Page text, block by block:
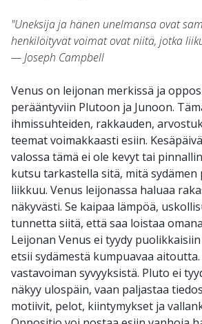
"Uneksija ja hänen unelmansa ovat
henkilöityvät voimat ovat niitä, jotka
— Joseph Campbell
Venus on leijonan merkissä ja
perääntyviin Plutoon ja Junoon.
ihmissuhteiden, rakkauden,
teemat voimakkaasti esiin.
valossa tämä ei ole kevyt tai
kutsu tarkastella sitä, mitä sydämen
liikkuu. Venus leijonassa haluaa
näkyvästi. Se kaipaa lämpöä,
tunnetta siitä, että saa loistaa
Leijonan Venus ei tyydy
etsii sydämestä kumpuavaa
vastavoiman syvyyksistä. Pluto ei
näkyy ulospäin, vaan paljastaa
motiivit, pelot, kiintymykset ja